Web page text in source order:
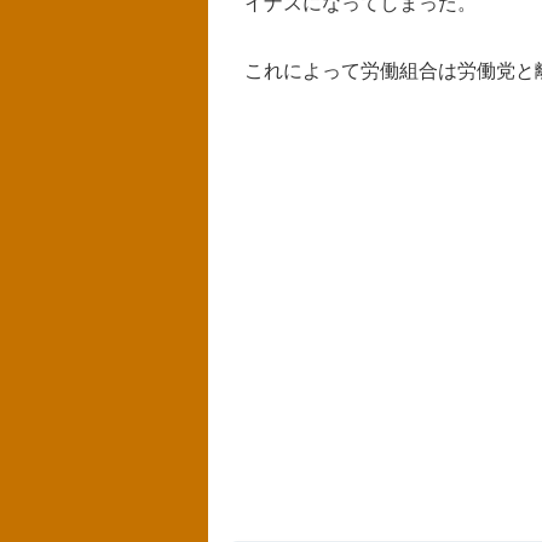
これによって労働組合は労働党と